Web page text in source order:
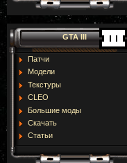
GTA III
Патчи
Модели
Текстуры
CLEO
Большие моды
Скачать
Статьи